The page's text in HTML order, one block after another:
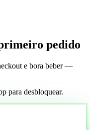
pedido
e bora beber —
para desbloquear.